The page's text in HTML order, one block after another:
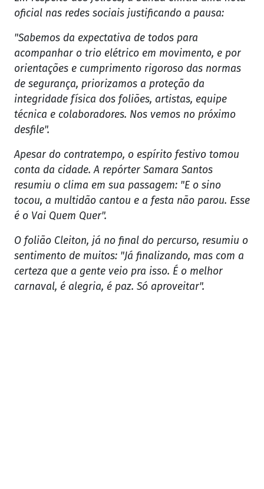
oficial nas redes sociais justificando a pausa:
"Sabemos da expectativa de todos para
acompanhar o trio elétrico em movimento, e por
orientações e cumprimento rigoroso das normas
de segurança, priorizamos a proteção da
integridade física dos foliões, artistas, equipe
técnica e colaboradores. Nos vemos no próximo
desfile".
Apesar do contratempo, o espírito festivo tomou
conta da cidade. A repórter Samara Santos
resumiu o clima em sua passagem: "E o sino
tocou, a multidão cantou e a festa não parou. Esse
é o Vai Quem Quer".
O folião Cleiton, já no final do percurso, resumiu o
sentimento de muitos: "Já finalizando, mas com a
certeza que a gente veio pra isso. É o melhor
carnaval, é alegria, é paz. Só aproveitar".